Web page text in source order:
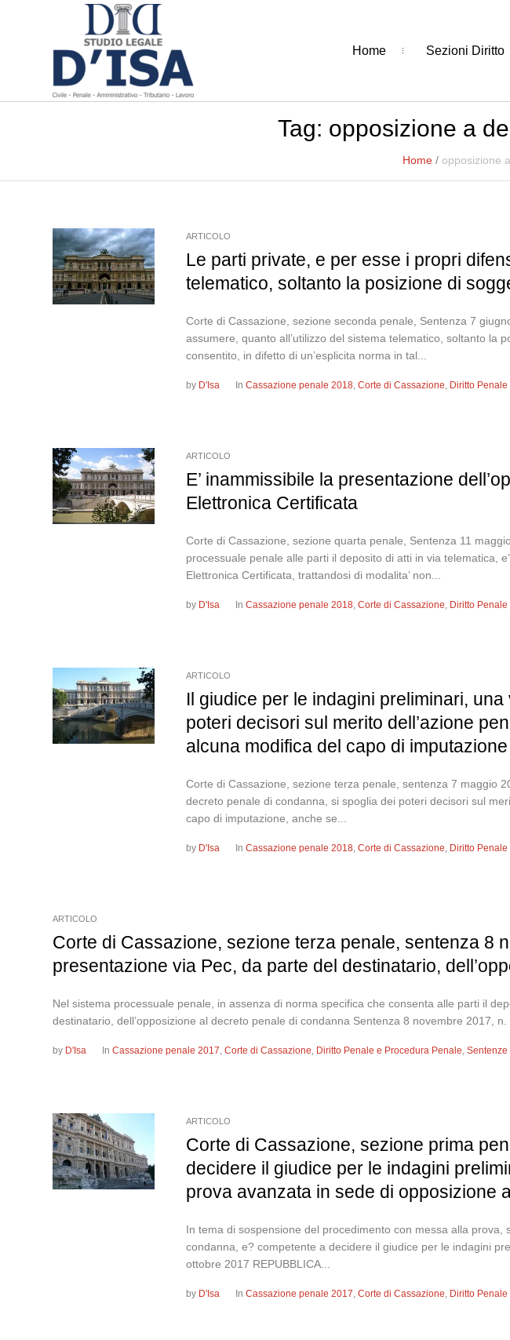
Home Sezioni Diritto
Tag: opposizione a
Home / opposizione
ARTICOLO
Le parti private, e per esse i propri
telematico, soltanto la posizione di
Corte di Cassazione, sezione seconda penale, Sentenza 7
assumere, quanto all’utilizzo del sistema telematico, soltanto la
consentito, in difetto di un’esplicita norma in tal...
by D'Isa InCassazione penale 2018,Corte di Cassazione, Diritto
ARTICOLO
E’ inammissibile la presentazione
Elettronica Certificata
Corte di Cassazione, sezione quarta penale, Sentenza 11
processuale penale alle parti il deposito di atti in via telematica,
Elettronica Certificata, trattandosi di modalita’ non...
by D'Isa InCassazione penale 2018,Corte di Cassazione, Diritto
ARTICOLO
Il giudice per le indagini preliminari,
poteri decisori sul merito dell’azione
alcuna modifica del capo di imputazione
Corte di Cassazione, sezione terza penale, sentenza 7 maggio
decreto penale di condanna, si spoglia dei poteri decisori sul
capo di imputazione, anche se...
by D'Isa InCassazione penale 2018,Corte di Cassazione, Diritto
ARTICOLO
Corte di Cassazione, sezione terza penale, sentenza 8
presentazione via Pec, da parte del destinatario,
Nel sistema processuale penale, in assenza di norma specifica che consenta alle parti il
destinatario, dell’opposizione al decreto penale di condanna Sentenza 8 novembre 2017,
by D'Isa InCassazione penale 2017,Corte di Cassazione, Diritto Penale e Procedura Penale,Sentenze
ARTICOLO
Corte di Cassazione, sezione prima
decidere il giudice per le indagini
prova avanzata in sede di opposizione
In tema di sospensione del procedimento con messa alla
condanna, e? competente a decidere il giudice per le indagini
ottobre 2017 REPUBBLICA...
by D'Isa InCassazione penale 2017,Corte di Cassazione, Diritto